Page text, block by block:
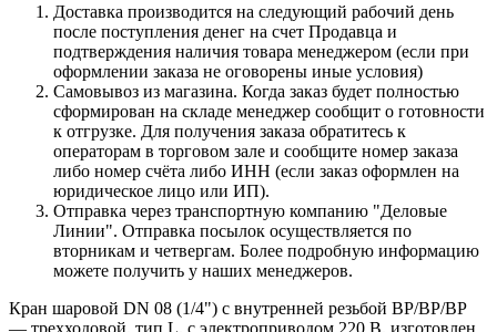
Доставка производится на следующий рабочий день
после поступления денег на счет Продавца и
подтверждения наличия товара менеджером (если при
оформлении заказа не оговорены иные условия)
Самовывоз из магазина. Когда заказ будет полностью
сформирован на складе менеджер сообщит о готовности
к отгрузке. Для получения заказа обратитесь к
операторам в торговом зале и сообщите номер заказа
либо номер счёта либо ИНН (если заказ оформлен на
юридическое лицо или ИП).
Отправка через транспортную компанию "Деловые
Линии". Отправка посылок осуществляется по
вторникам и четвергам. Более подробную информацию
можете получить у наших менеджеров.
Кран шаровой DN 08 (1/4") с внутренней резьбой ВР/ВР/ВР
— трехходовой, тип L, с электроприводом 220 В, изготовлен